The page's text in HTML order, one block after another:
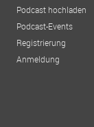
Podcast hochladen
Podcast-Events
Registrierung
Anmeldung